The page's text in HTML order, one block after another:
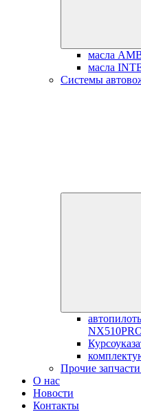
масла
масла
Системы
Прочие
О нас
Новости
Контакты